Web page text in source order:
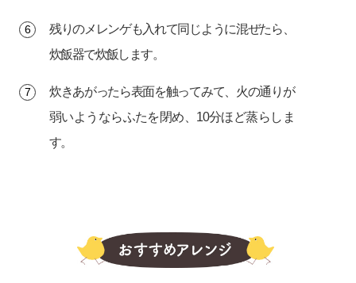
残りのメレンゲも入れて同じように混ぜたら、
炊飯器で炊飯します。
炊きあがったら表面を触ってみて、火の通りが
弱いようならふたを閉め、10分ほど蒸らしま
す。